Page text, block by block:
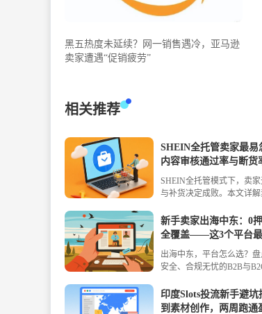
黑五热度未延续？网一销售遇冷，亚马逊
卖家遭遇“促销疲劳”
相关推荐
SHEIN全托管卖家最易
内容审核通过率与断货
SHEIN全托管模式下，卖
与补货决定成败。本文详
流量红利，以及科学补货
压），助你实现内容获客+
新手卖家出海中东：0
全覆盖——这3个平台
出海中东，平台怎么选？
安全、合规无忧的B2B与
Noon、TikTok Shop、速卖
台核心优势、入驻门槛与适
印度Slots投流新手避
到素材创作，两周跑通